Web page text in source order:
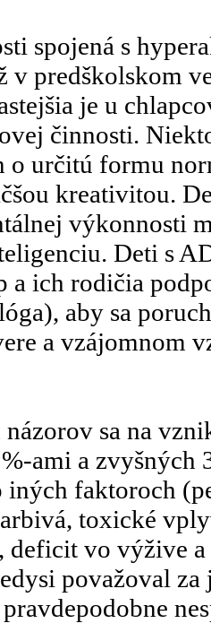
spojená s
v predškolskom
je u
činnosti.
o určitú formu
kreativitou.
výkonnosti
Deti s
a ich rodičia
aby sa
a vzájomnom
názorov sa na
ami a zvyšných
faktoroch
toxické
deficit vo výžive
považoval